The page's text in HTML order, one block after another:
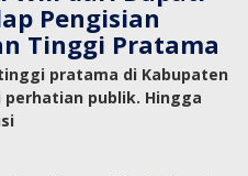
Pengisian
Tinggi Pratama
pratama di Kabupaten
publik. Hingga